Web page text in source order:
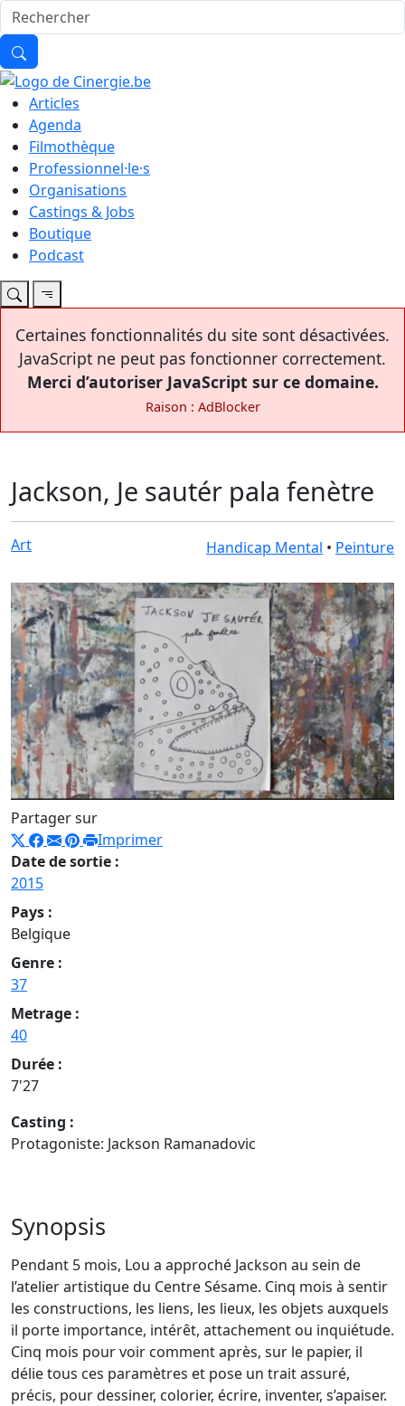
Articles
Agenda
Filmothèque
Professionnel·le·s
Organisations
Castings & Jobs
Boutique
Podcast
Certaines fonctionnalités du site sont désactivées.
JavaScript ne peut pas fonctionner correctement.
Merci d’autoriser JavaScript sur ce domaine.
Raison : AdBlocker
Jackson, Je sautér pala fenètre
Art Handicap Mental • Peinture
Partager sur
Imprimer
Date de sortie :
2015
Pays :
Belgique
Genre :
37
Metrage :
40
Durée :
7'27
Casting :
Protagoniste: Jackson Ramanadovic
Synopsis
Pendant 5 mois, Lou a approché Jackson au sein de
l’atelier artistique du Centre Sésame. Cinq mois à sentir
les constructions, les liens, les lieux, les objets auxquels
il porte importance, intérêt, attachement ou inquiétude.
Cinq mois pour voir comment après, sur le papier, il
délie tous ces paramètres et pose un trait assuré,
précis, pour dessiner, colorier, écrire, inventer, s’apaiser.